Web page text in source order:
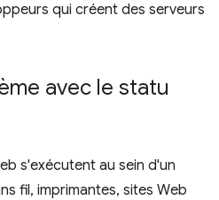
qui créent des serveurs
avec le statu
s'exécutent au sein d'un
fil, imprimantes, sites Web